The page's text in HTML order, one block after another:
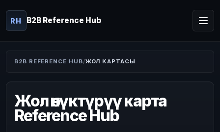
RH B2B Reference Hub
B2B REFERENCE HUB ЖОЛ КАРТАСЫ
Жол өнүктүрүү карта
Reference Hub